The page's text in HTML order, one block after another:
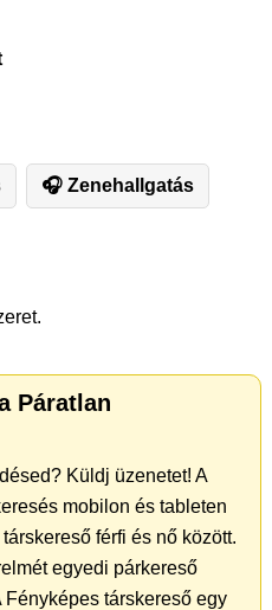
🎧 Zenehallgatás
Páratlan
Küldj üzenetet! A
mobilon és tableten
férfi és nő között.
egyedi párkereső
társkereső egy